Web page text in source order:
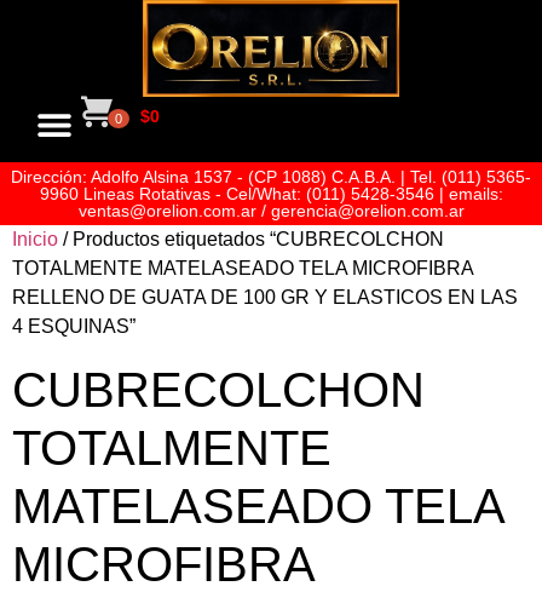
0 $0
Dirección: Adolfo Alsina 1537 - (CP 1088) C.A.B.A. | Tel. (011) 5365-
9960 Lineas Rotativas - Cel/What: (011) 5428-3546 | emails:
ventas@orelion.com.ar / gerencia@orelion.com.ar
Inicio / Productos etiquetados “CUBRECOLCHON
TOTALMENTE MATELASEADO TELA MICROFIBRA
RELLENO DE GUATA DE 100 GR Y ELASTICOS EN LAS
4 ESQUINAS”
CUBRECOLCHON
TOTALMENTE
MATELASEADO TELA
MICROFIBRA